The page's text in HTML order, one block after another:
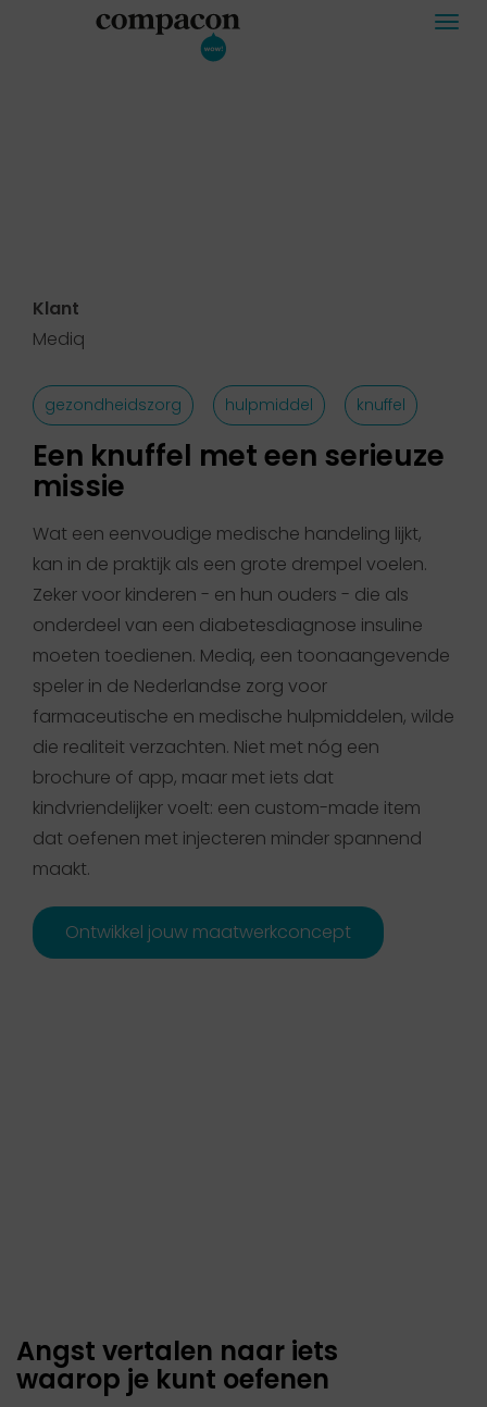
Klant
Mediq
gezondheidszorg hulpmiddel knuffel
Een knuffel met een serieuze
missie
Wat een eenvoudige medische handeling lijkt,
kan in de praktijk als een grote drempel voelen.
Zeker voor kinderen - en hun ouders - die als
onderdeel van een diabetesdiagnose insuline
moeten toedienen. Mediq, een toonaangevende
speler in de Nederlandse zorg voor
farmaceutische en medische hulpmiddelen, wilde
die realiteit verzachten. Niet met nóg een
brochure of app, maar met iets dat
kindvriendelijker voelt: een custom-made item
dat oefenen met injecteren minder spannend
maakt.
Ontwikkel jouw maatwerkconcept
Angst vertalen naar iets
waarop je kunt oefenen